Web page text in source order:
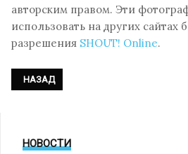
авторским правом. Эти
использовать на других сайтах
разрешения SHOUT! Online.
ПРЕДЫДУЩИЙ: ФОТОРЕПОРТАЖ: DIE
НАЗАД
НОВОСТИ